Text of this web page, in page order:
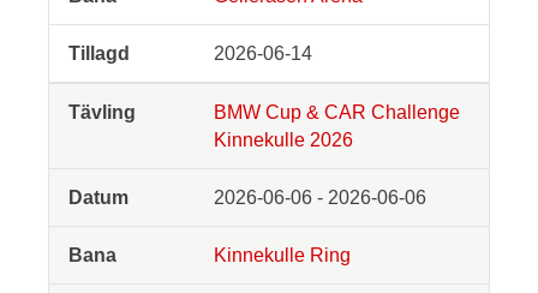
2026-06-14
BMW Cup & CAR Challenge
Kinnekulle 2026
2026-06-06 - 2026-06-06
Kinnekulle Ring